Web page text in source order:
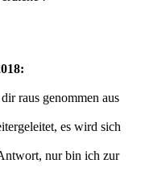
raus genommen aus
es wird sich
nur bin ich zur